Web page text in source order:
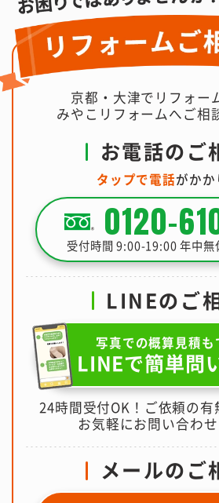
京都・大津でリフォー
みやこリフォームへご相
お電話のご
タップで電話がかか
0120-
受付時間 9:00-19:00 年中無
LINEのご
写真での概算見積も
LINEで簡単問
24時間受付OK！ご依頼の有
お気軽にお問い合わ
メールのご